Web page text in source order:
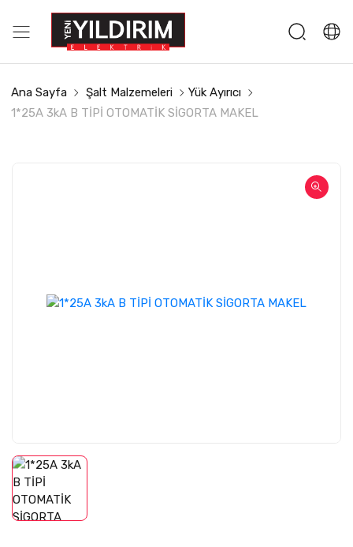
Ana Sayfa Şalt Malzemeleri
Yük Ayırıcı
1*25A 3kA B TİPİ OTOMATİK SİGORTA MAKEL